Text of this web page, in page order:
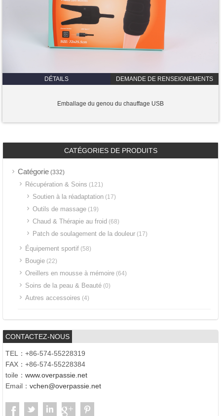
DÉTAILS DEMANDE DE RENSEIGNEMENTS
Emballage du genou du chauffage USB
CATÉGORIES DE PRODUITS
Catégorie (332)
Récupération & Soins (121)
Soutien à la réadaptation (17)
Outils de massage (19)
Chaud & Thérapie au froid (68)
Patch de soulagement de la douleur (17)
Équipement sportif (58)
Bougie (22)
Oreillers en mousse à mémoire (64)
Soins de la peau & Beauté (0)
Autres accessoires (4)
CONTACTEZ-NOUS
TEL：+86-574-55228319
FAX：+86-574-55228384
toile： www.overpassie.net
Email： vchen@overpassie.net